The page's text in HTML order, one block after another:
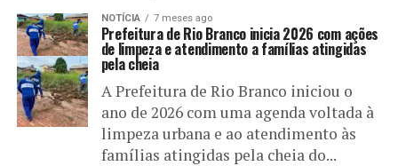
NOTÍCIA 7 meses ago
Prefeitura de Rio Branco inicia 2026 com ações
de limpeza e atendimento a famílias atingidas
pela cheia
A Prefeitura de Rio Branco iniciou o
ano de 2026 com uma agenda voltada à
limpeza urbana e ao atendimento às
famílias atingidas pela cheia do...